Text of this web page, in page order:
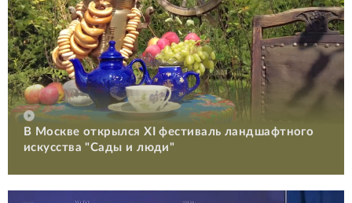
В Москве открылся XI фестиваль ландшафтного
искусства "Сады и люди"